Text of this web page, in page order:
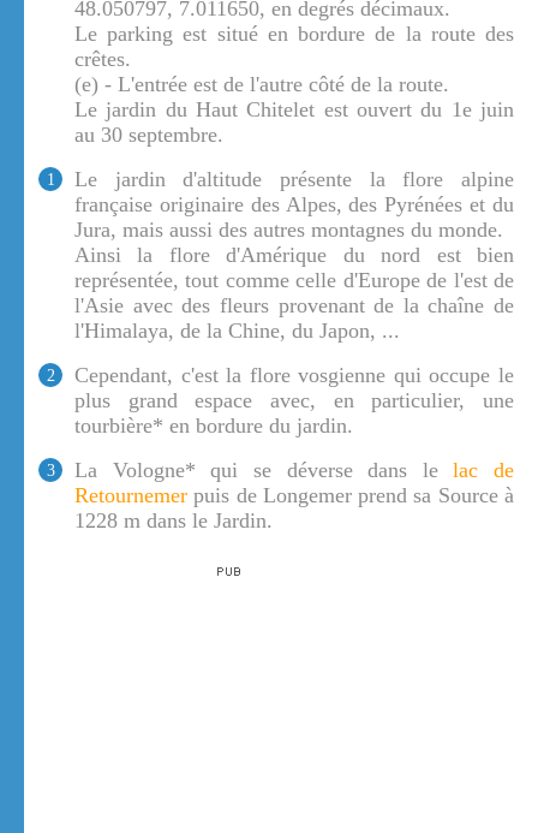
48.050797, 7.011650, en degrés décimaux.
Le parking est situé en bordure de la route des
crêtes.
(e) - L'entrée est de l'autre côté de la route.
Le jardin du Haut Chitelet est ouvert du 1e juin
au 30 septembre.
1
Le jardin d'altitude présente la flore alpine
française originaire des Alpes, des Pyrénées et du
Jura, mais aussi des autres montagnes du monde.
Ainsi la flore d'Amérique du nord est bien
représentée, tout comme celle d'Europe de l'est de
l'Asie avec des fleurs provenant de la chaîne de
l'Himalaya, de la Chine, du Japon, ...
2
Cependant, c'est la flore vosgienne qui occupe le
plus grand espace avec, en particulier, une
tourbière* en bordure du jardin.
3 La Vologne* qui se déverse dans lelac de
Retournemer puis de Longemer prend sa Source à
1228 m dans le Jardin.